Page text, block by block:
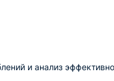
и анализ